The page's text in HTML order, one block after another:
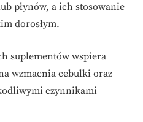
płynów, a ich stosowanie
dorosłym.
suplementów wspiera
wzmacnia cebulki oraz
czynnikami